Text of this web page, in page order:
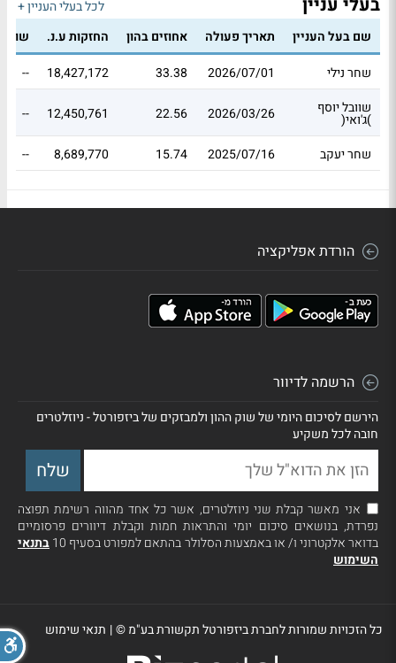
לכל בעלי העניין +
שם בעל העניין
תאריך פעולה אחוזים בהון החזקות ע.נ.
שחר נילי
2026/07/01
33.38
18,427,172
--
שוובל יוסף
)ג'ואי( 2026/03/26
22.56
12,450,761
--
שחר יעקב 2025/07/16
15.74
8,689,770
--
הורדת אפליקציה
הרשמה לדיוור
הירשם לסיכום היומי של שוק ההון ולמבזקים של ביזפורטל - ניוזלטרים
חובה לכל משקיע
אני מאשר קבלת שני ניוזלטרים, אשר כל אחד מהווה רשימת תפוצה
נפרדת, בנושאים סיכום יומי והתראות חמות וקבלת דיוורים פרסומיים
בדואר אלקטרוני ו/ או באמצעות הסלולר בהתאם למפורט בסעיף 10
בתנאי
השימוש
כל הזכויות שמורות לחברת ביזפורטל תקשורת בע"מ ©| תנאי שימוש